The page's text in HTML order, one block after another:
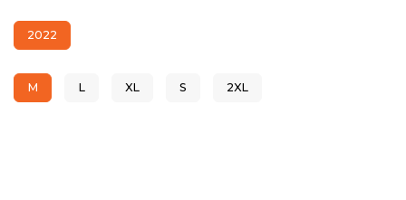
2022
M L XL S 2XL